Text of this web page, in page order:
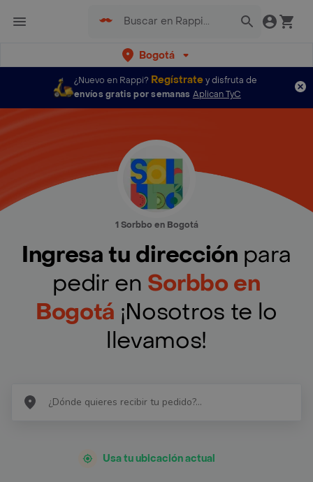
Bogotá
¿Nuevo en Rappi? Regístratey disfruta de
envíos gratis por semanas Aplican TyC
1 Sorbbo en Bogotá
Ingresa tu dirección para
pedir en Sorbbo en
Bogotá ¡Nosotros te lo
llevamos!
Usa tu ubicación actual